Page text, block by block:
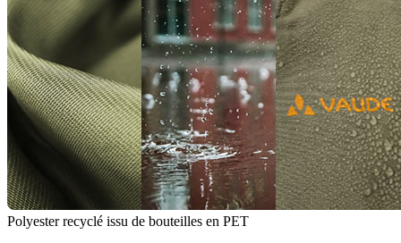
Polyester recyclé issu de bouteilles en PET